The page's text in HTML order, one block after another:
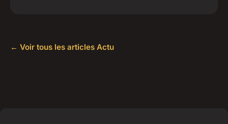
← Voir tous les articles Actu